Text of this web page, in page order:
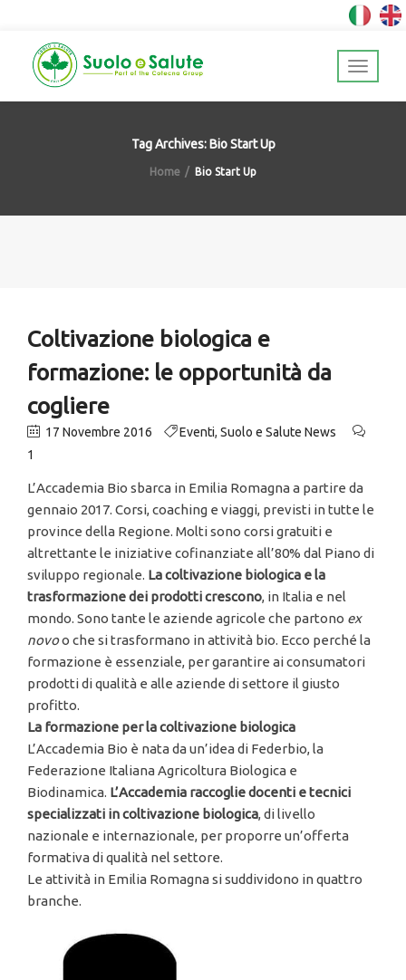
Tag Archives: Bio Start Up
Home Bio Start Up
Coltivazione biologica e
formazione: le opportunità da
cogliere
17 Novembre 2016 Eventi, Suolo e Salute News
1
L’Accademia Bio sbarca in Emilia Romagna a partire da
gennaio 2017. Corsi, coaching e viaggi, previsti in tutte le
province della Regione. Molti sono corsi gratuiti e
altrettante le iniziative cofinanziate all’80% dal Piano di
sviluppo regionale. La coltivazione biologica e la
trasformazione dei prodotti crescono, in Italia e nel
mondo. Sono tante le aziende agricole che partono ex
novoo che si trasformano in attività bio. Ecco perché la
formazione è essenziale, per garantire ai consumatori
prodotti di qualità e alle aziende di settore il giusto
profitto.
La formazione per la coltivazione biologica
L’Accademia Bio è nata da un’idea di Federbio, la
Federazione Italiana Agricoltura Biologica e
Biodinamica. L’Accademia raccoglie docenti e tecnici
specializzati in coltivazione biologica, di livello
nazionale e internazionale, per proporre un’offerta
formativa di qualità nel settore.
Le attività in Emilia Romagna si suddividono in quattro
branche.